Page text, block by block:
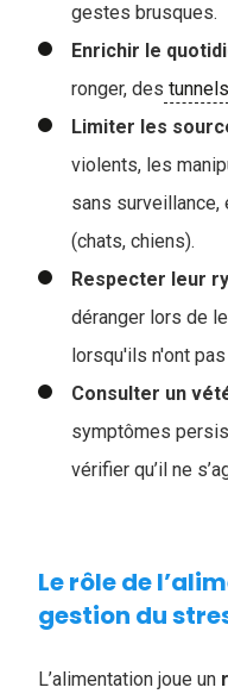
gestes brusques.
Enrichir le
ronger, des tunnels
Limiter les
violents, les
sans
(chats, chiens).
Respecter leur
déranger lors de
lorsqu'ils n'ont
Consulter un
symptômes
vérifier qu’il ne
Le rôle de
gestion du
L’alimentation joue un